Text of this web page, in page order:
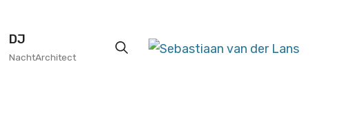
DJ
NachtArchitect